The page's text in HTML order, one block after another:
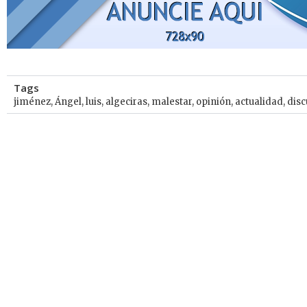
Tags
jiménez,Ángel,luis, algeciras, malestar, opinión, actualidad,